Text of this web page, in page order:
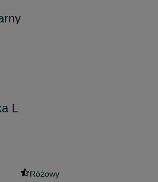
L
Różowy